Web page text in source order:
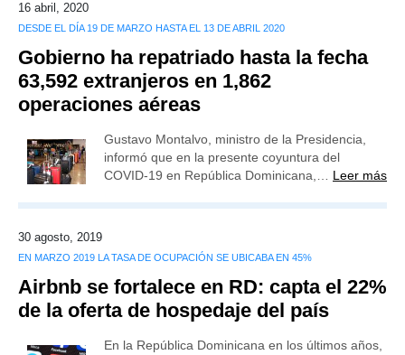
16 abril, 2020
DESDE EL DÍA 19 DE MARZO HASTA EL 13 DE ABRIL 2020
Gobierno ha repatriado hasta la fecha
63,592 extranjeros en 1,862
operaciones aéreas
Gustavo Montalvo, ministro de la Presidencia,
informó que en la presente coyuntura del
COVID-19 en República Dominicana,… Leer más
30 agosto, 2019
EN MARZO 2019 LA TASA DE OCUPACIÓN SE UBICABA EN 45%
Airbnb se fortalece en RD: capta el 22%
de la oferta de hospedaje del país
En la República Dominicana en los últimos años,